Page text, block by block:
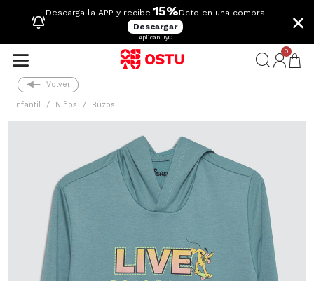
Descarga la APP y recibe 15%Dcto en una compra
Descargar
Aplican TyC
×
0
Volver
Infantil Niños Buzos